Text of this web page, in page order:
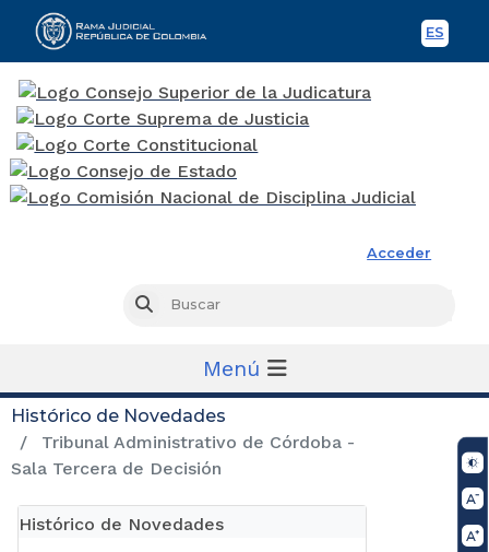
ES
Acceder
Buscar
Menú
Histórico de Novedades
Tribunal Administrativo de Córdoba -
Sala Tercera de Decisión
Histórico de Novedades